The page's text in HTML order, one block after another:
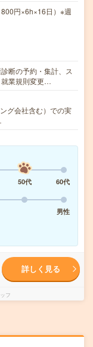
円×6h×16日）※週
断の予約・集計、ス
就業規則変更…
グ会社含む）での実
50代
60代
男性
詳しく見る
フ